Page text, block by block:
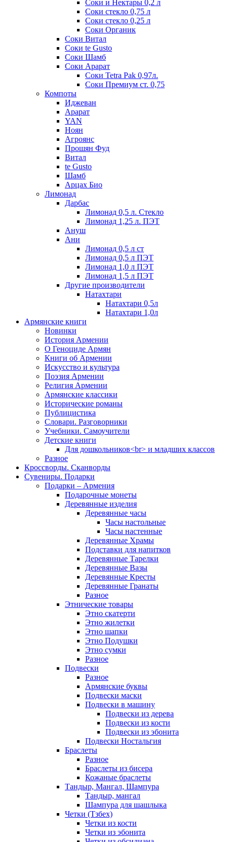
Соки и Нектары 0,2 л
Соки стекло 0,75 л
Соки стекло 0,25 л
Соки Органик
Соки Витал
Соки te Gusto
Соки Шамб
Соки Арарат
Соки Tetra Pak 0,97л.
Соки Премиум ст. 0,75
Компоты
Иджеван
Арарат
YAN
Ноян
Агроянс
Прошян Фуд
Витал
te Gusto
Шамб
Арцах Био
Лимонад
Дарбас
Лимонад 0,5 л. Стекло
Лимонад 1,25 л. ПЭТ
Ануш
Ани
Лимонад 0,5 л ст
Лимонад 0,5 л ПЭТ
Лимонад 1,0 л ПЭТ
Лимонад 1,5 л ПЭТ
Другие производители
Натахтари
Натахтари 0,5л
Натахтари 1,0л
Армянские книги
Новинки
История Армении
О Геноциде Армян
Книги об Армении
Иcкусство и культура
Поэзия Армении
Религия Армении
Армянские классики
Исторические романы
Публицистика
Словари. Разговорники
Учебники. Самоучители
Детские книги
Для дошкольников<br> и младших классов
Разное
Кроссворды. Сканворды
Сувениры. Подарки
Подарки – Армения
Подарочные монеты
Деревянные изделия
Деревянные часы
Часы настольные
Часы настенные
Деревянные Храмы
Подставки для напитков
Деревянные Тарелки
Деревянные Вазы
Деревянные Кресты
Деревянные Гранаты
Разное
Этнические товары
Этно скатерти
Этно жилетки
Этно шапки
Этно Подушки
Этно сумки
Разное
Подвески
Разное
Армянские буквы
Подвески маски
Подвески в машину
Подвески из дерева
Подвески из кости
Подвески из эбонита
Подвески Ностальгия
Браслеты
Разное
Браслеты из бисера
Кожаные браслеты
Тандыр, Мангал, Шампура
Тандыр, мангал
Шампура для шашлыка
Четки (Тзбех)
Четки из кости
Четки из эбонита